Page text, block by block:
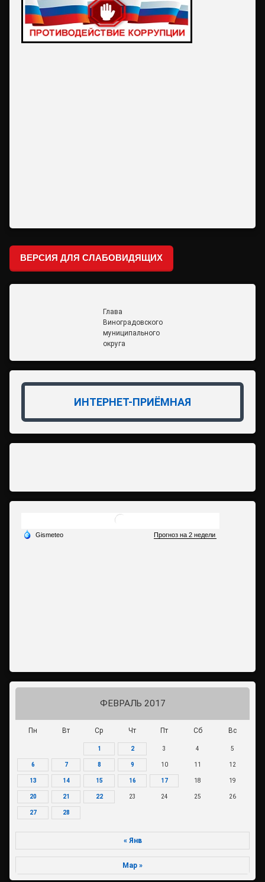
ВЕРСИЯ ДЛЯ СЛАБОВИДЯЩИХ
Глава
Виноградовского
муниципального
округа
ИНТЕРНЕТ-ПРИЁМНАЯ
ФЕВРАЛЬ 2017
Пн Вт Ср Чт Пт Сб Вс
1 2 3 4 5
6 7 8 9 10 11 12
13 14 15 16 17 18 19
20 21 22 23 24 25 26
27 28
« Янв
Мар »